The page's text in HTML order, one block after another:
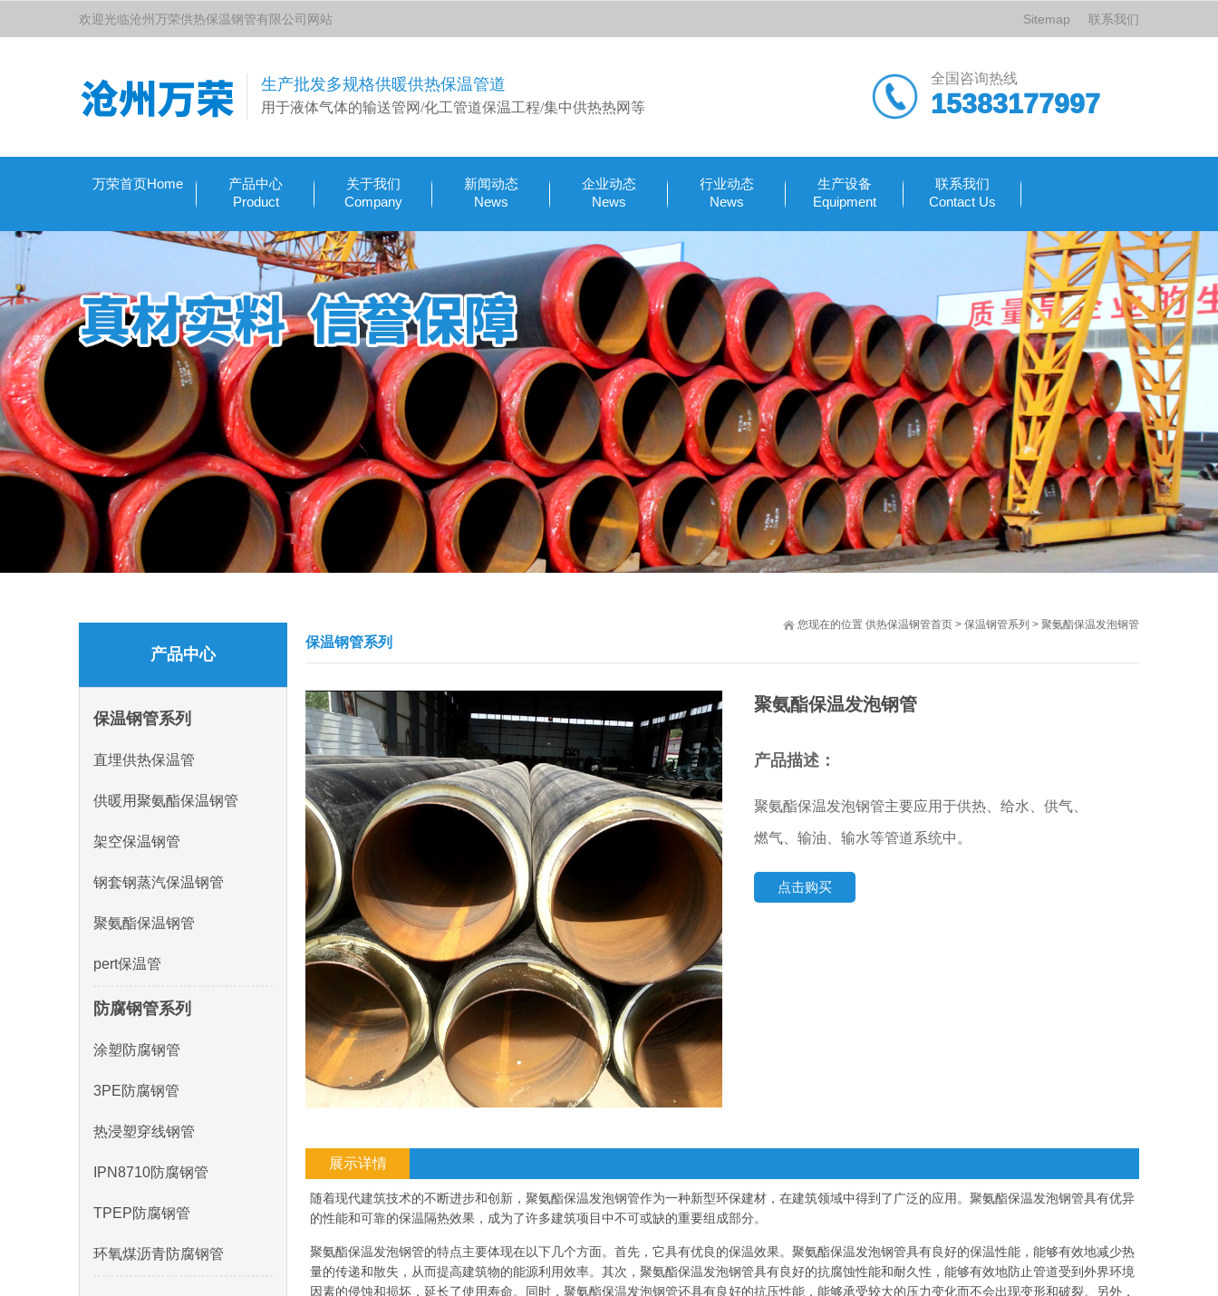
欢迎光临沧州万荣供热保温钢管有限公司网站 Sitemap 联系我们
生产批发多规格供暖供热保温管道
用于液体气体的输送管网/化工管道保温工程/集中供热热网等
全国咨询热线
15383177997
万荣首页Home
产品中心
Product
关于我们
Company
新闻动态
News
企业动态
News
行业动态
News
生产设备
Equipment
联系我们
Contact Us
您现在的位置 供热保温钢管首页 > 保温钢管系列 > 聚氨酯保温发泡钢管
保温钢管系列
聚氨酯保温发泡钢管
产品描述：
聚氨酯保温发泡钢管主要应用于供热、给水、供气、
燃气、输油、输水等管道系统中。
点击购买
展示详情
随着现代建筑技术的不断进步和创新，聚氨酯保温发泡钢管作为一种新型环保建材，在建筑领域中得到了广泛的应用。聚氨酯保温发泡钢管具有优异
的性能和可靠的保温隔热效果，成为了许多建筑项目中不可或缺的重要组成部分。
聚氨酯保温发泡钢管的特点主要体现在以下几个方面。首先，它具有优良的保温效果。聚氨酯保温发泡钢管具有良好的保温性能，能够有效地减少热
量的传递和散失，从而提高建筑物的能源利用效率。其次，聚氨酯保温发泡钢管具有良好的抗腐蚀性能和耐久性，能够有效地防止管道受到外界环境
因素的侵蚀和损坏，延长了使用寿命。同时，聚氨酯保温发泡钢管还具有良好的抗压性能，能够承受较大的压力变化而不会出现变形和破裂。另外，
产品中心
保温钢管系列
直埋供热保温管
供暖用聚氨酯保温钢管
架空保温钢管
钢套钢蒸汽保温钢管
聚氨酯保温钢管
pert保温管
防腐钢管系列
涂塑防腐钢管
3PE防腐钢管
热浸塑穿线钢管
IPN8710防腐钢管
TPEP防腐钢管
环氧煤沥青防腐钢管